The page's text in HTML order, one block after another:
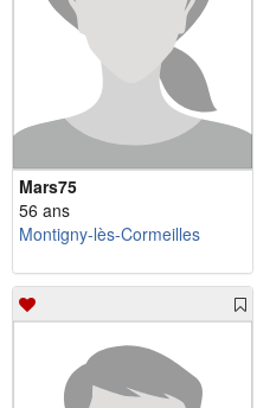
Mars75
56 ans
Montigny-lès-Cormeilles